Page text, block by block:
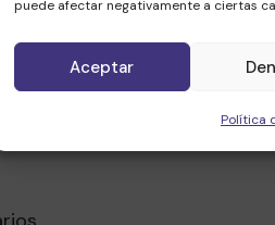
puede afectar negativamente a ciertas
Aceptar
Política